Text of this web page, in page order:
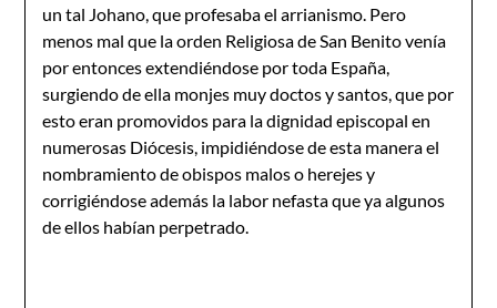
un tal Johano, que profesaba el arrianismo. Pero
menos mal que la orden Religiosa de San Benito venía
por entonces extendiéndose por toda España,
surgiendo de ella monjes muy doctos y santos, que por
esto eran promovidos para la dignidad episcopal en
numerosas Diócesis, impidiéndose de esta manera el
nombramiento de obispos malos o herejes y
corrigiéndose además la labor nefasta que ya algunos
de ellos habían perpetrado.